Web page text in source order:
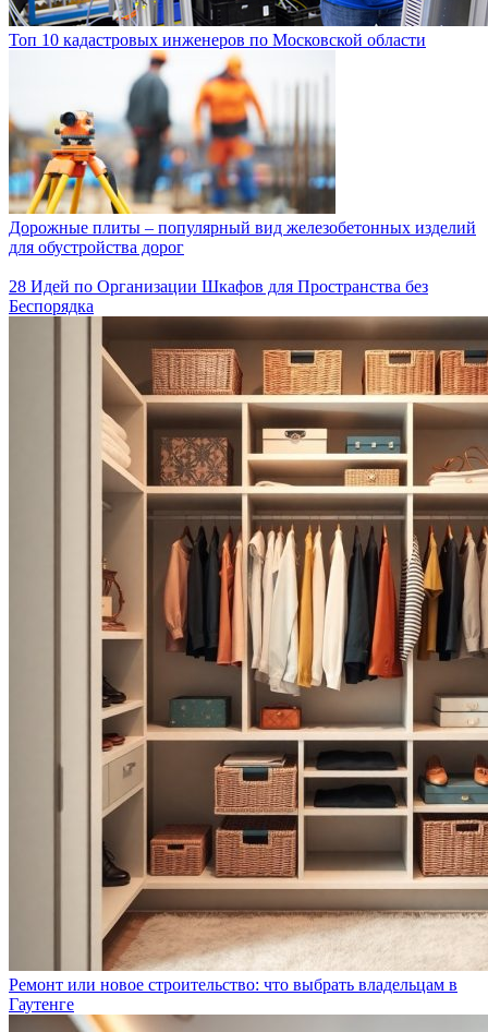
Топ 10 кадастровых инженеров по Московской области
Дорожные плиты – популярный вид железобетонных изделий
для обустройства дорог
28 Идей по Организации Шкафов для Пространства без
Беспорядка
Ремонт или новое строительство: что выбрать владельцам в
Гаутенге